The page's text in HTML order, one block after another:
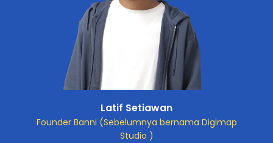
Latif Setiawan
Founder Banni (Sebelumnya bernama Digimap
Studio )